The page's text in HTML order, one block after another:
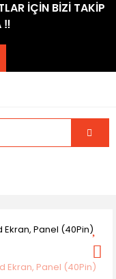
İÇİN BİZİ TAKİP
​‼️​